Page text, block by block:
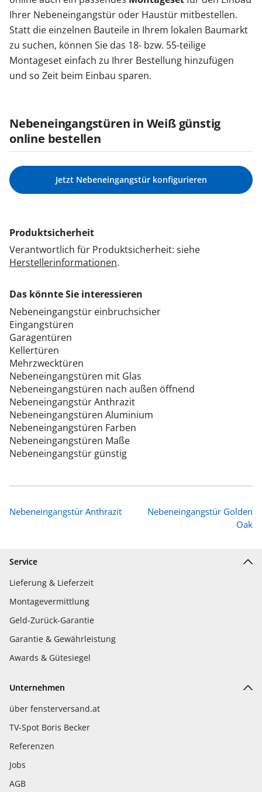
Ihrer Nebeneingangstür oder Haustür mitbestellen.
Statt die einzelnen Bauteile in Ihrem lokalen Baumarkt
zu suchen, können Sie das 18- bzw. 55-teilige
Montageset einfach zu Ihrer Bestellung hinzufügen
und so Zeit beim Einbau sparen.
Nebeneingangstüren in Weiß günstig
online bestellen
Jetzt Nebeneingangstür konfigurieren
Produktsicherheit
Verantwortlich für Produktsicherheit: siehe
Herstellerinformationen.
Das könnte Sie interessieren
Nebeneingangstür einbruchsicher
Eingangstüren
Garagentüren
Kellertüren
Mehrzwecktüren
Nebeneingangstüren mit Glas
Nebeneingangstüren nach außen öffnend
Nebeneingangstür Anthrazit
Nebeneingangstüren Aluminium
Nebeneingangstüren Farben
Nebeneingangstüren Maße
Nebeneingangstür günstig
Nebeneingangstür Anthrazit
Nebeneingangstür Golden
Oak
Service
Lieferung & Lieferzeit
Montagevermittlung
Geld-Zurück-Garantie
Garantie & Gewährleistung
Awards & Gütesiegel
Unternehmen
über fensterversand.at
TV-Spot Boris Becker
Referenzen
Jobs
AGB